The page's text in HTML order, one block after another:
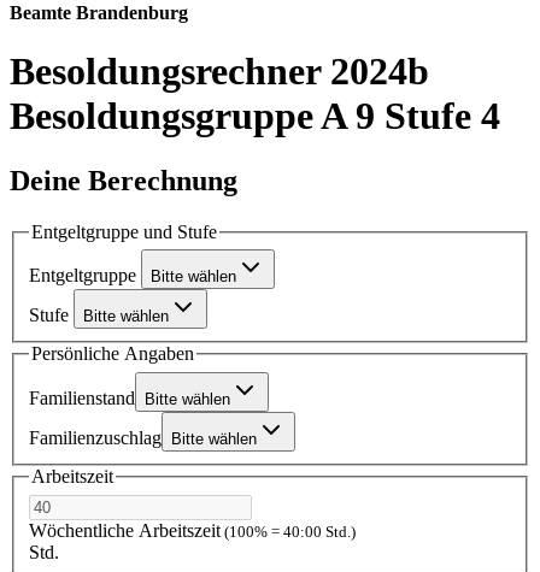
Beamte Brandenburg
Besoldungsrechner 2024b
Besoldungsgruppe A 9 Stufe 4
Deine Berechnung
Entgeltgruppe und Stufe
Entgeltgruppe Bitte wählen
Stufe Bitte wählen
Persönliche Angaben
Familienstand Bitte wählen
Familienzuschlag Bitte wählen
Arbeitszeit
Wöchentliche Arbeitszeit (100% = 40:00 Std.)
Std.